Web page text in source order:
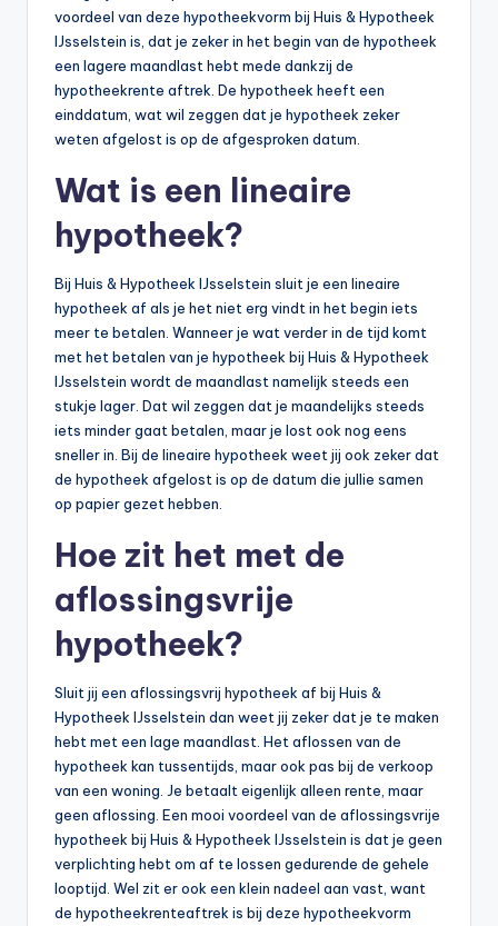
voordeel van deze hypotheekvorm bij Huis & Hypotheek
IJsselstein is, dat je zeker in het begin van de hypotheek
een lagere maandlast hebt mede dankzij de
hypotheekrente aftrek. De hypotheek heeft een
einddatum, wat wil zeggen dat je hypotheek zeker
weten afgelost is op de afgesproken datum.
Wat is een lineaire
hypotheek?
Bij Huis & Hypotheek IJsselstein sluit je een lineaire
hypotheek af als je het niet erg vindt in het begin iets
meer te betalen. Wanneer je wat verder in de tijd komt
met het betalen van je hypotheek bij Huis & Hypotheek
IJsselstein wordt de maandlast namelijk steeds een
stukje lager. Dat wil zeggen dat je maandelijks steeds
iets minder gaat betalen, maar je lost ook nog eens
sneller in. Bij de lineaire hypotheek weet jij ook zeker dat
de hypotheek afgelost is op de datum die jullie samen
op papier gezet hebben.
Hoe zit het met de
aflossingsvrije
hypotheek?
Sluit jij een aflossingsvrij hypotheek af bij Huis &
Hypotheek IJsselstein dan weet jij zeker dat je te maken
hebt met een lage maandlast. Het aflossen van de
hypotheek kan tussentijds, maar ook pas bij de verkoop
van een woning. Je betaalt eigenlijk alleen rente, maar
geen aflossing. Een mooi voordeel van de aflossingsvrije
hypotheek bij Huis & Hypotheek IJsselstein is dat je geen
verplichting hebt om af te lossen gedurende de gehele
looptijd. Wel zit er ook een klein nadeel aan vast, want
de hypotheekrenteaftrek is bij deze hypotheekvorm